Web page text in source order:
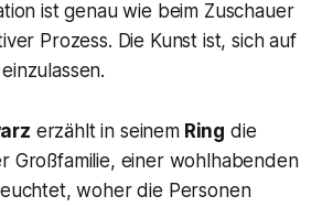
ist genau wie beim Zuschauer
Prozess. Die Kunst ist, sich auf
erzählt in seinemRing die
Großfamilie, einer wohlhabenden
woher die Personen